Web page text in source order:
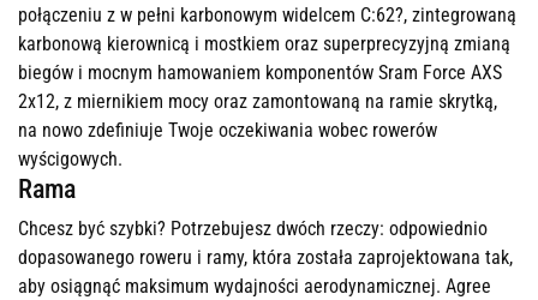
połączeniu z w pełni karbonowym widelcem C:62?, zintegrowaną
karbonową kierownicą i mostkiem oraz superprecyzyjną zmianą
biegów i mocnym hamowaniem komponentów Sram Force AXS
2x12, z miernikiem mocy oraz zamontowaną na ramie skrytką,
na nowo zdefiniuje Twoje oczekiwania wobec rowerów
wyścigowych.
Rama
Chcesz być szybki? Potrzebujesz dwóch rzeczy: odpowiednio
dopasowanego roweru i ramy, która została zaprojektowana tak,
aby osiągnąć maksimum wydajności aerodynamicznej. Agree